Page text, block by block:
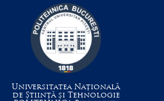
Universitatea Națională
de Știință și Tehnologie